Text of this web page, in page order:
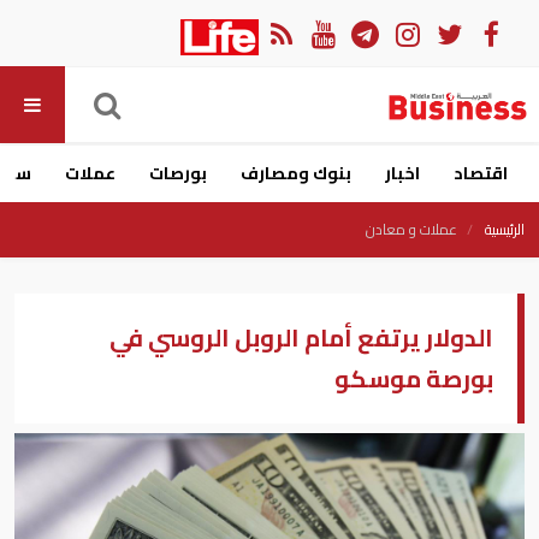
اقتصاد اخبار بنوك ومصارف بورصات عملات
الرئيسية عملات و معادن
الدولار يرتفع أمام الروبل الروسي في
بورصة موسكو